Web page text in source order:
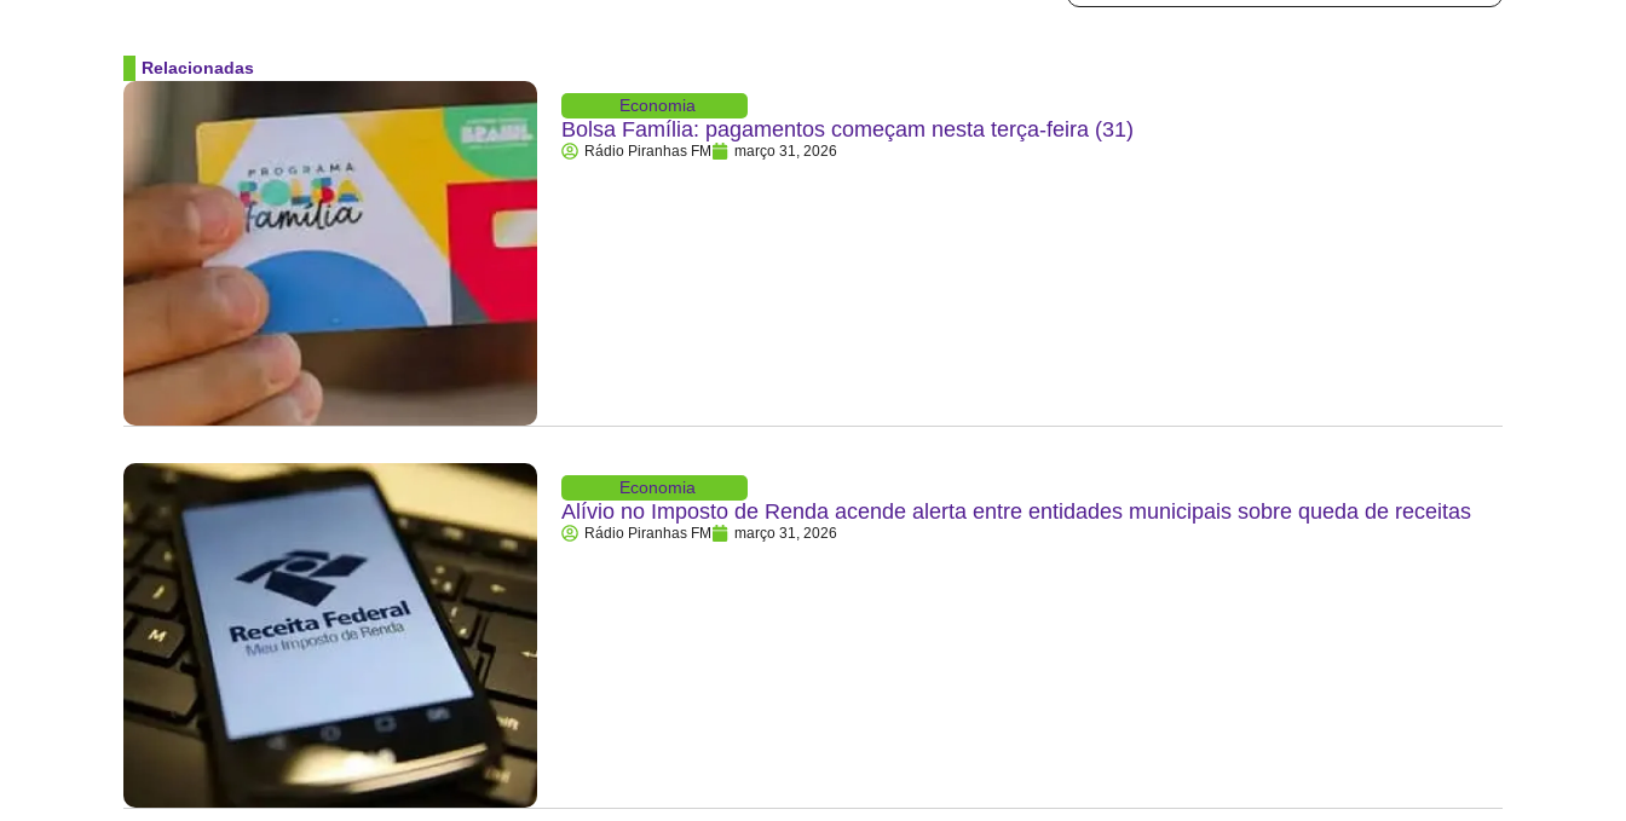
Relacionadas
Economia
Bolsa Família: pagamentos começam nesta terça-feira (31)
Rádio Piranhas FM março 31, 2026
Economia
Alívio no Imposto de Renda acende alerta entre entidades municipais sobre queda de receitas
Rádio Piranhas FM março 31, 2026